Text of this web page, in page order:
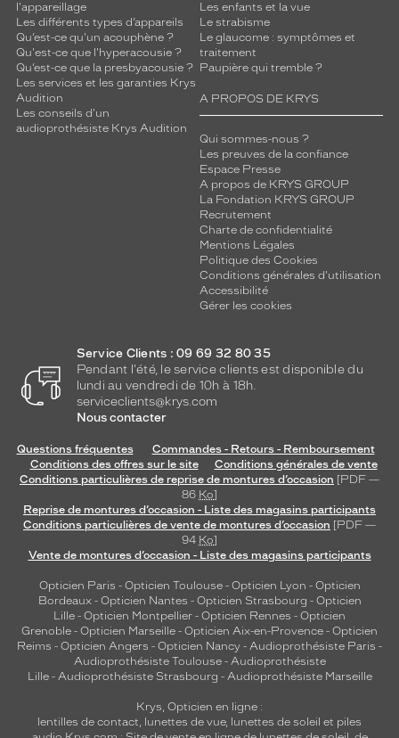
l'appareillage
Les différents types d’appareils
Qu’est-ce qu'un acouphène ?
Qu'est-ce que l'hyperacousie ?
Qu’est-ce que la presbyacousie ?
Les services et les garanties Krys
Audition
Les conseils d'un
audioprothésiste Krys Audition
Les enfants et la vue
Le strabisme
Le glaucome : symptômes et
traitement
Paupière qui tremble ?
A PROPOS DE KRYS
Qui sommes-nous ?
Les preuves de la confiance
Espace Presse
A propos de KRYS GROUP
La Fondation KRYS GROUP
Recrutement
Charte de confidentialité
Mentions Légales
Politique des Cookies
Conditions générales d'utilisation
Accessibilité
Gérer les cookies
Service Clients : 09 69 32 80 35
Pendant l'été, le service clients est disponible du
lundi au vendredi de 10h à 18h.
serviceclients@krys.com
Nous contacter
Questions fréquentes
Commandes - Retours - Remboursement
Conditions des offres sur le site
Conditions générales de vente
Conditions particulières de reprise de montures d’occasion [PDF —
86 Ko]
Reprise de montures d’occasion - Liste des magasins participants
Conditions particulières de vente de montures d’occasion [PDF —
94 Ko]
Vente de montures d’occasion - Liste des magasins participants
Opticien Paris - Opticien Toulouse- Opticien Lyon - Opticien
Bordeaux- Opticien Nantes - Opticien Strasbourg - Opticien
Lille - Opticien Montpellier - Opticien Rennes - Opticien
Grenoble - Opticien Marseille - Opticien Aix-en-Provence - Opticien
Reims - Opticien Angers - Opticien Nancy - Audioprothésiste Paris -
Audioprothésiste Toulouse- Audioprothésiste
Lille- Audioprothésiste Strasbourg - Audioprothésiste Marseille
Krys, Opticien en ligne :
lentilles de contact, lunettes de vue, lunettes de soleil et piles